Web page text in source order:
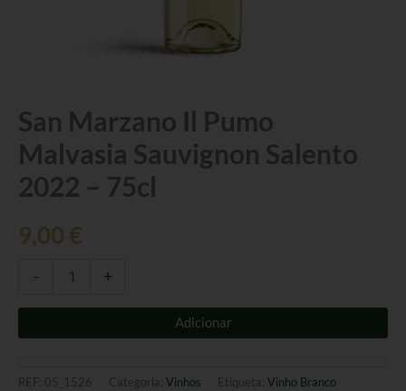
San Marzano Il Pumo
Malvasia Sauvignon Salento
2022 – 75cl
9,00 €
-
Quantidade
de
San
Marzano
Il
Sauvignon
2022
75cl
+
Adicionar
REF: 05_1526 Categoria: Vinhos Etiqueta: Vinho Branco